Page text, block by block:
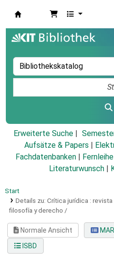
Erweiterte Suche
Aufsätze & Papers
Fachdatenbanken
Fernleihe
Literaturwunsch
Start
Details zu: Crítica jurídica : revista
filosofía y derecho /
Normale Ansicht
ISBD